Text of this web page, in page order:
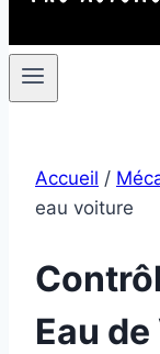
Accueil /
eau voiture
Eau